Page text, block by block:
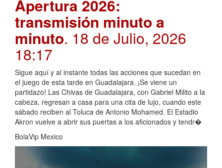
Apertura 2026:
transmisión minuto a
minuto. 18 de Julio, 2026
18:17
Sigue aquí y al instante todas las acciones que sucedan en
el juego de esta tarde en Guadalajara. ¡Se viene un
partidazo! Las Chivas de Guadalajara, con Gabriel Milito a la
cabeza, regresan a casa para una cita de lujo, cuando este
sábado reciben al Toluca de Antonio Mohamed. El Estadio
Akron vuelve a abrir sus puertas a los aficionados y tendr�
BolaVip Mexico